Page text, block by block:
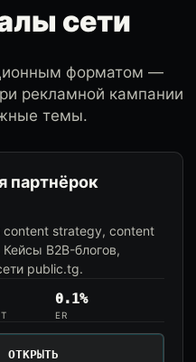
сети
форматом —
рекламной кампании
темы.
партнёрок
content strategy, content
Кейсы B2B-блогов,
public.tg.
0.1%
ER
ОТКРЫТЬ